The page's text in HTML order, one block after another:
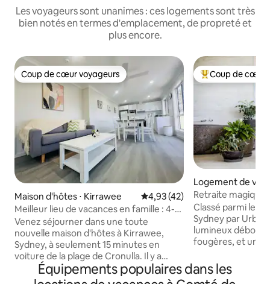
Les voyageurs sont unanimes : ces logements sont très
bien notés en termes d'emplacement, de propreté et
plus encore.
Coup de cœur voyageurs
Coup de cœur voyageurs
Maison d'hôtes ⋅ Kirrawee Évaluation moyenne sur la
4,93 (42)
Meilleur lieu de vacances en famille : 4-
5 personnes pour profiter et être
heureux
Venez séjourner dans une toute
nouvelle maison d'hôtes à Kirrawee,
Sydney, à seulement 15 minutes en
voiture de la plage de Cronulla. Il y a
2 chambres confortables de bonne taille
avec matelas moelleux, lits Queen
Coups de cœur
Coup de cœur
Logement de
aianbar
Retraite magique
Classé parmi les
Sydney par Urban
lumineux
fougères, et une
vastes jardins
depuis la porte du
Équipements populaires dans les